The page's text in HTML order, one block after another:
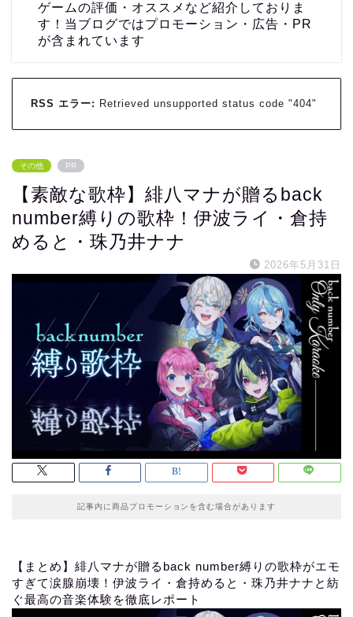
ゲームの評価・オススメなど紹介しておりま
す！当ブログではプロモーション・広告・PR
が含まれています
RSS エラー: Retrieved unsupported status code "404"
その他 PR
【素敵な歌枠】緋八マナが贈るback
number縛りの歌枠！伊波ライ・倉持
めると・珠乃井ナナ
2026年5月31日
記事内に商品プロモーションを含む場合があります
【まとめ】緋八マナが贈るback number縛りの歌枠がエモ
すぎて涙腺崩壊！伊波ライ・倉持めると・珠乃井ナナと紡
ぐ最高の音楽体験を徹底レポート